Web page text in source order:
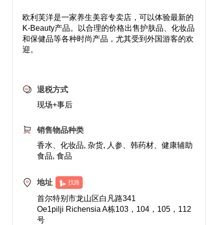
欧利芙洋是一家养生美容专卖店，可以体验最新的
K-Beauty产品。以合理的价格出售护肤品、化妆品
和保健品等各种时尚产品，尤其受到外国游客的欢
迎。
退税方式
现场+事后
销售物品种类
香水、化妆品, 杂货, 人参、韩药材、健康辅助
食品, 食品
地址 找路
首尔特别市龙山区白凡路341
Oe1pilji Richensia A栋103，104，105，112
号